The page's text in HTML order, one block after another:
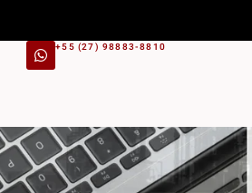
+55 (27) 98883-8810